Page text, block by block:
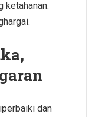
ketahanan.
dan